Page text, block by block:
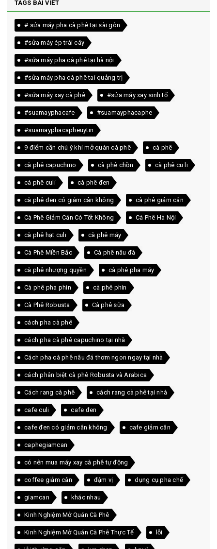
TAGS BÀI VIẾT
# sửa máy pha cà phê tại sài gòn
#sửa máy ép trái cây
#sửa máy pha cà phê tại hà nội
#sửa máy pha cà phê tai quảng trị
#sửa máy xay cà phê #sửa máy xay sinh tố
#suamayphacafe #suamayphacaphe
#suamayphacapheuytin
9 điểm cần chú ý khi mở quán cà phê cà phê
cà phê capuchino cà phê chồn cà phê cu li
cà phê culi cà phê đen
cà phê đen có giảm cân không cà phê giảm cân
Cà Phê Giảm Cân Có Tốt Không Cà Phê Hà Nội
cà phê hạt culi cà phê máy
Cà Phê Miền Bắc Cà phê nâu đá
cà phê nhượng quyền cà phê pha máy
Cà phê pha phin cà phê phin
Cà Phê Robusta Cà phê sữa
cách pha cà phê
cách pha cà phê capuchino tại nhà
Cách pha cà phê nâu đá thơm ngon ngay tại nhà
cách phân biệt cà phê Robusta và Arabica
Cách rang cà phê cách rang cà phê tại nhà
cafe culi cafe đen
cafe đen có giảm cân không cafe giảm cân
caphegiamcan
có nên mua máy xay cà phê tự động
coffee giảm cân đậm vị dụng cụ pha chế
giamcan khác nhau
Kinh Nghiệm Mở Quán Cà Phê
Kinh Nghiệm Mở Quán Cà Phê Thực Tế lỗi